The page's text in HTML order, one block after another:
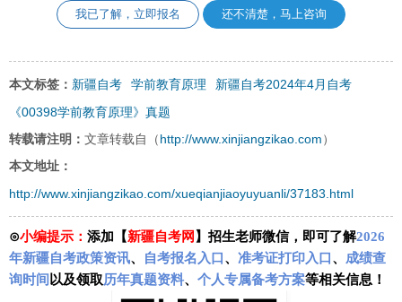
我已了解，立即报名 还不清楚，马上咨询
本文标签： 新疆自考 学前教育原理
新疆自考2024年4月自考
《00398学前教育原理》真题
转载请注明： 文章转载自（ http://www.xinjiangzikao.com ）
本文地址：
http://www.xinjiangzikao.com/xueqianjiaoyuyuanli/37183.html
⊙小编提示： 添加【新疆自考网 】招生老师微信，即可了解2026
年新疆自考政策资讯、 自考报名入口 、 准考证打印入口 、 成绩查
询时间 以及领取历年真题资料、 个人专属备考方案等相关信息！